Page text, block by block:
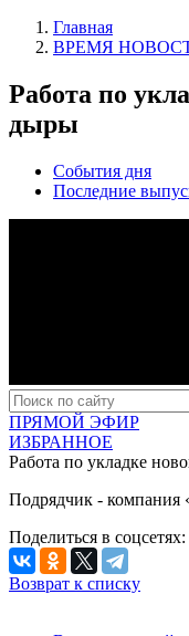
Главная
ВРЕМЯ
Работа по
дыры
События дня
Последние
ПРЯМОЙ ЭФИР
ИЗБРАННОЕ
Работа по укладке
Подрядчик - компания
Поделиться в соцсетях:
Возврат к списку